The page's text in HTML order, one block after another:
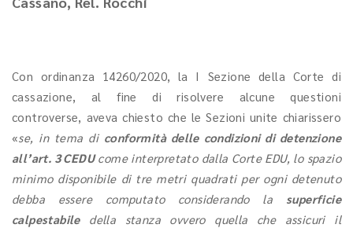
Con ordinanza 14260/2020, la I Sezione della Corte di
cassazione, al fine di risolvere alcune questioni
controverse, aveva chiesto che le Sezioni unite chiarissero
«se, in tema di conformità delle condizioni di detenzione
all’art. 3 CEDUcome interpretato dalla Corte EDU, lo spazio
minimo disponibile di tre metri quadrati per ogni detenuto
debba essere computato considerando la superficie
calpestabiledella stanza ovvero quella che assicuri il